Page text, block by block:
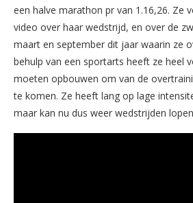
een halve marathon pr van 1.16,26. Ze
video over haar wedstrijd, en over de
maart en september dit jaar waarin ze
behulp van een sportarts heeft ze heel
moeten opbouwen om van de
te komen. Ze heeft lang op lage
maar kan nu dus weer wedstrijden